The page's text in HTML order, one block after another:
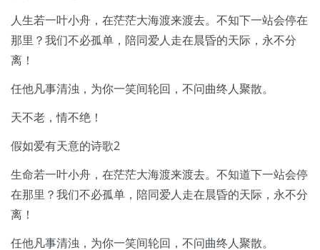
人生若一叶小舟，在茫茫大海渡来渡去。不知下一站会停在
那里？我们不必孤单，陪同爱人走在晨昏的天际，永不分
离！
任他凡事清浊，为你一笑间轮回，不问曲终人聚散。
天不老，情不绝！
假如爱有天意的诗歌2
生命若一叶小舟，在茫茫大海渡来渡去。不知道下一站会停
在那里？我们不必孤单，陪同爱人走在晨昏的天际，永不分
离！
任他凡事清浊，为你一笑间轮回，不问曲终人聚散。